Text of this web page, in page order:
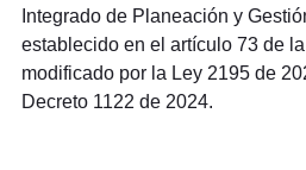
Integrado de Planeación y
establecido en el artículo 73 de
modificado por la Ley 2195 de
Decreto 1122 de 2024.